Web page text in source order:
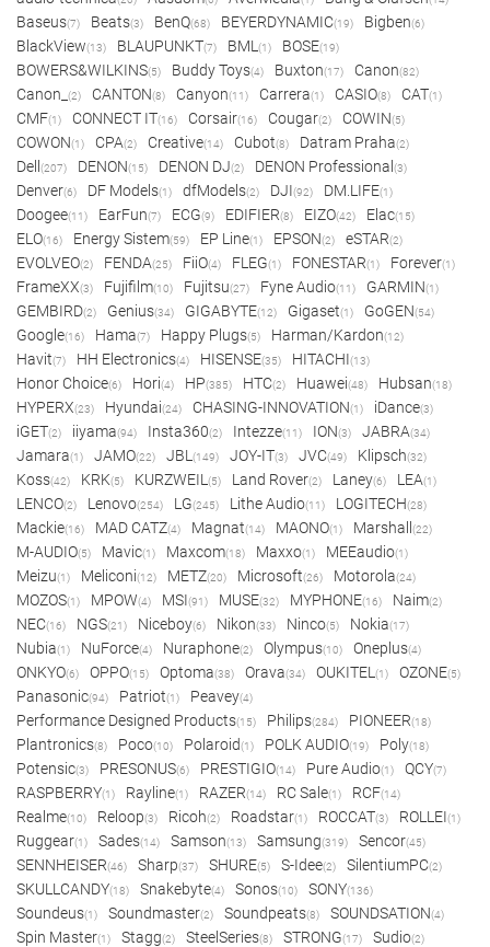
Baseus(7) Beats(3) BenQ(68) BEYERDYNAMIC(19) Bigben(6)
BlackView(13) BLAUPUNKT(7) BML (1) BOSE(19)
BOWERS&WILKINS(5) Buddy Toys(4) Buxton(17) Canon(82)
Canon_ (2) CANTON(8) Canyon(11) Carrera(1) CASIO(8) CAT(1)
CMF(1) CONNECT IT(16) Corsair(16) Cougar(2) COWIN(5)
COWON(1) CPA(2) Creative(14) Cubot(8) Datram Praha(2)
Dell (207) DENON(15) DENON DJ(2) DENON Professional (3)
Denver(6) DF Models(1) dfModels(2) DJI(92) DM.LIFE(1)
Doogee(11) EarFun(7) ECG(9) EDIFIER(8) EIZO(42) Elac(15)
ELO(16) Energy Sistem(59) EP Line(1) EPSON(2) eSTAR(2)
EVOLVEO(2) FENDA(25) FiiO(4) FLEG(1) FONESTAR(1) Forever(1)
FrameXX(3) Fujifilm(10) Fujitsu(27) Fyne Audio(11) GARMIN(1)
GEMBIRD(2) Genius(34) GIGABYTE(12) Gigaset(1) GoGEN(54)
Google(16) Hama(7) Happy Plugs(5) Harman/Kardon(12)
Havit(7) HH Electronics(4) HISENSE(35) HITACHI(13)
Honor Choice(6) Hori(4) HP(385) HTC(2) Huawei(48) Hubsan(18)
HYPERX(23) Hyundai(24) CHASING-INNOVATION(1) iDance(3)
iGET(2) iiyama(94) Insta360(2) Intezze(11) ION(3) JABRA(34)
Jamara(1) JAMO(22) JBL (149) JOY-IT(3) JVC(49) Klipsch(32)
Koss(42) KRK(5) KURZWEIL (5) Land Rover(2) Laney(6) LEA(1)
LENCO(2) Lenovo(254) LG(245) Lithe Audio(11) LOGITECH(28)
Mackie(16) MAD CATZ(4) Magnat(14) MAONO(1) Marshall (22)
M-AUDIO(5) Mavic(1) Maxcom(18) Maxxo(1) MEEaudio(1)
Meizu(1) Meliconi(12) METZ(20) Microsoft(26) Motorola(24)
MOZOS(1) MPOW(4) MSI(91) MUSE(32) MYPHONE(16) Naim(2)
NEC(16) NGS(21) Niceboy(6) Nikon(33) Ninco(5) Nokia(17)
Nubia(1) NuForce(4) Nuraphone(2) Olympus(10) Oneplus(4)
ONKYO(6) OPPO(15) Optoma(38) Orava(34) OUKITEL (1) OZONE(5)
Panasonic(94) Patriot(1) Peavey(4)
Performance Designed Products(15) Philips(284) PIONEER(18)
Plantronics(8) Poco(10) Polaroid(1) POLK AUDIO(19) Poly(18)
Potensic(3) PRESONUS(6) PRESTIGIO(14) Pure Audio(1) QCY(7)
RASPBERRY(1) Rayline(1) RAZER(14) RC Sale(1) RCF(14)
Realme(10) Reloop(3) Ricoh(2) Roadstar(1) ROCCAT(3) ROLLEI(1)
Ruggear(1) Sades(14) Samson(13) Samsung(319) Sencor(45)
SENNHEISER(46) Sharp(37) SHURE(5) S-Idee(2) SilentiumPC(2)
SKULLCANDY(18) Snakebyte(4) Sonos(10) SONY(136)
Soundeus(1) Soundmaster(2) Soundpeats(8) SOUNDSATION(4)
Spin Master(1) Stagg(2) SteelSeries(8) STRONG(17) Sudio(2)